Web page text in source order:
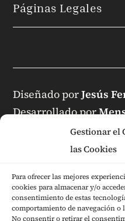
Gestionar el
las Cookies
Para ofrecer las mejores
cookies para almacenar y/o
consentimiento de estas
comportamiento de navegación
No consentir o retirar el
Páginas Legales
Diseñado porJesús
Desarrollado por